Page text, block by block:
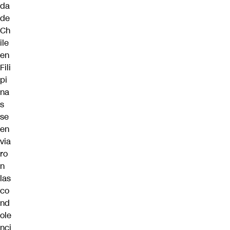
da
de
Ch
ile
en
Fili
pi
na
s
se
en
via
ro
n
las
co
nd
ole
nci